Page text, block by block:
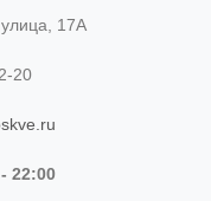
17А
20
22:00